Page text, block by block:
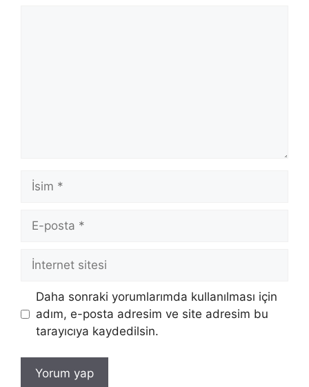
İsim
posta
İnternet
sitesi
Daha sonraki yorumlarımda kullanılması için
adım, e-posta adresim ve site adresim bu
tarayıcıya kaydedilsin.